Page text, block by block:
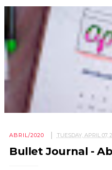
ABRIL/2020 TUESDAY, APRIL 07,
Bullet Journal -